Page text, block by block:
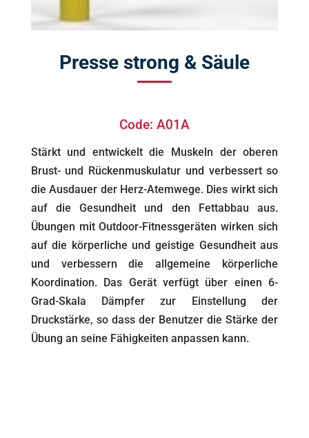
Presse strong & Säule
Code: A01A
Stärkt und entwickelt die Muskeln der oberen
Brust- und Rückenmuskulatur und verbessert so
die Ausdauer der Herz-Atemwege. Dies wirkt sich
auf die Gesundheit und den Fettabbau aus.
Übungen mit Outdoor-Fitnessgeräten wirken sich
auf die körperliche und geistige Gesundheit aus
und verbessern die allgemeine körperliche
Koordination. Das Gerät verfügt über einen 6-
Grad-Skala Dämpfer zur Einstellung der
Druckstärke, so dass der Benutzer die Stärke der
Übung an seine Fähigkeiten anpassen kann.